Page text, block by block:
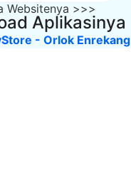
Websitenya >>>
Aplikasinya
- Orlok Enrekang